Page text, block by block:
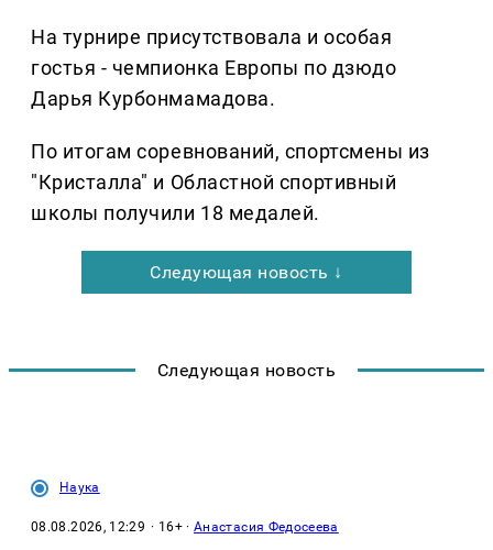
На турнире присутствовала и особая
гостья - чемпионка Европы по дзюдо
Дарья Курбонмамадова.
По итогам соревнований, спортсмены из
"Кристалла" и Областной спортивный
школы получили 18 медалей.
Следующая новость ↓
Следующая новость
Наука
08.08.2026, 12:29 · 16+ ·Анастасия Федосеева